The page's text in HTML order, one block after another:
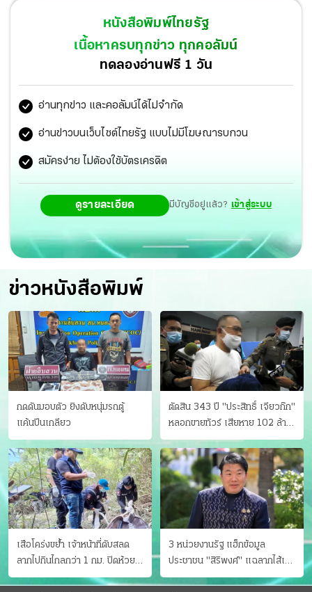
อย่างไม่มีวันสิ้นสุด อย่างที่เป็นมากว่า 92 ปี นับแต่เปลี่ยนแปลง
หนังสือพิมพ์ไทยรัฐ
เนื้อหาครบทุกข่าว ทุกคอลัมน์
ทดลองอ่านฟรี 1 วัน
อ่านทุกข่าว และคอลัมน์ได้ไม่จำกัด
อ่านข่าวบนเว็บไซต์ไทยรัฐ แบบไม่มีโฆษณารบกวน
สมัครง่าย ไม่ต้องใช้บัตรเครดิต
ดูรายละเอียด มีบัญชีอยู่แล้ว? เข้าสู่ระบบ
ข่าวหนังสือพิมพ์
กดดันมอบตัว ยิงดับหนุ่มรถตู้
แค้นปีนเกลียว
ตัดสิน 343 ปี "ประสิทธิ์ เจียวก๊ก"
หลอกขายทัวร์ เสียหาย 102 ล้าน
มีเหยื่อ 173 คน
เสือโคร่งขย้ำ เจ้าหน้าที่ดับสลด
ลากไปกินไกลกว่า 1 กม. ปิดห้วย
ขาแข้งชั่วคราว
3 หน่วยงานรัฐ แฮ็กข้อมูล
ประชาชน "สิริพงศ์" แฉลากไส้เอง
"หนู" กอด "หนิม" สยบลือ